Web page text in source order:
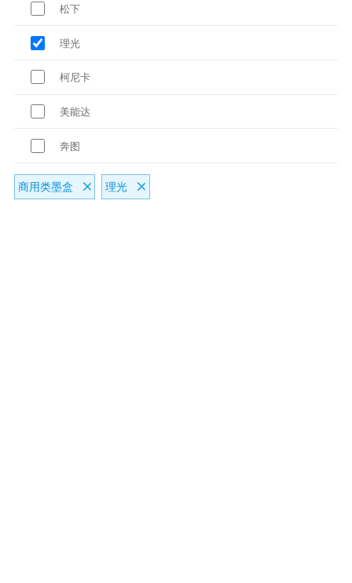
松下
理光
柯尼卡
美能达
奔图
商用类墨盒 理光